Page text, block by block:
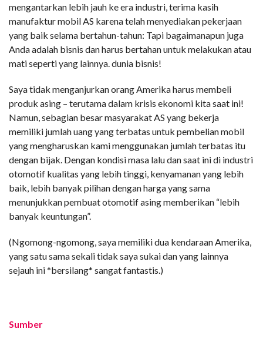
mengantarkan lebih jauh ke era industri, terima kasih
manufaktur mobil AS karena telah menyediakan pekerjaan
yang baik selama bertahun-tahun: Tapi bagaimanapun juga
Anda adalah bisnis dan harus bertahan untuk melakukan atau
mati seperti yang lainnya. dunia bisnis!
Saya tidak menganjurkan orang Amerika harus membeli
produk asing – terutama dalam krisis ekonomi kita saat ini!
Namun, sebagian besar masyarakat AS yang bekerja
memiliki jumlah uang yang terbatas untuk pembelian mobil
yang mengharuskan kami menggunakan jumlah terbatas itu
dengan bijak. Dengan kondisi masa lalu dan saat ini di industri
otomotif kualitas yang lebih tinggi, kenyamanan yang lebih
baik, lebih banyak pilihan dengan harga yang sama
menunjukkan pembuat otomotif asing memberikan “lebih
banyak keuntungan”.
(Ngomong-ngomong, saya memiliki dua kendaraan Amerika,
yang satu sama sekali tidak saya sukai dan yang lainnya
sejauh ini *bersilang* sangat fantastis.)
Sumber